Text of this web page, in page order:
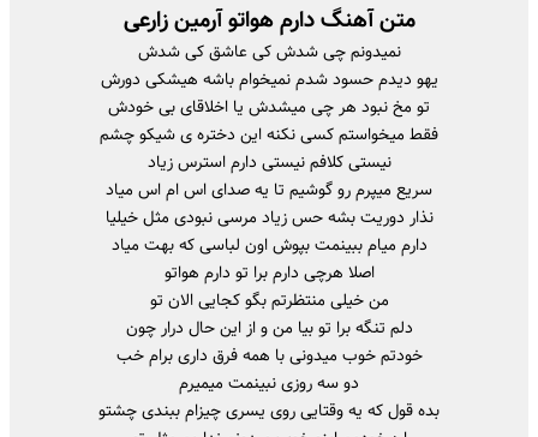
متن آهنگ دارم هواتو آرمین زارعی
نمیدونم چی شدش کی عاشق کی شدش
یهو دیدم حسود شدم نمیخوام باشه هیشکی دورش
تو مخ نبود هر چی میشدش یا اخلاقای بی خودش
فقط میخواستم کسی نکنه این دختره ی شیکو چشم
نیستی کلافم نیستی دارم استرس زیاد
سریع میپرم رو گوشیم تا یه صدای اس ام اس میاد
نذار دوریت بشه حس زیاد مرسی نبودی مثل خیلیا
دارم میام ببینمت بپوش اون لباسی که بهت میاد
اصلا هرچی دارم برا تو دارم هواتو
من خیلی منتظرتم بگو کجایی الان تو
دلم تنگه برا تو بیا من و از این حال درار چون
خودتم خوب میدونی با همه فرق داری برام خب
دو سه روزی نبینمت میمیرم
بده قول که یه وقتایی روی یسری چیزام ببندی چشتو